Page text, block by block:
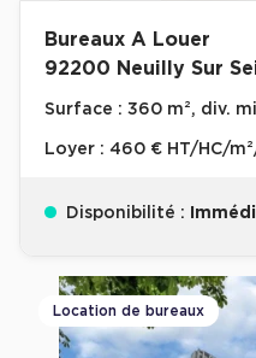
Bureaux A Louer
92200 Neuilly Sur
Surface : 360 m², div.
Loyer : 460 € HT/HC/
Disponibilité :
Location de bureaux